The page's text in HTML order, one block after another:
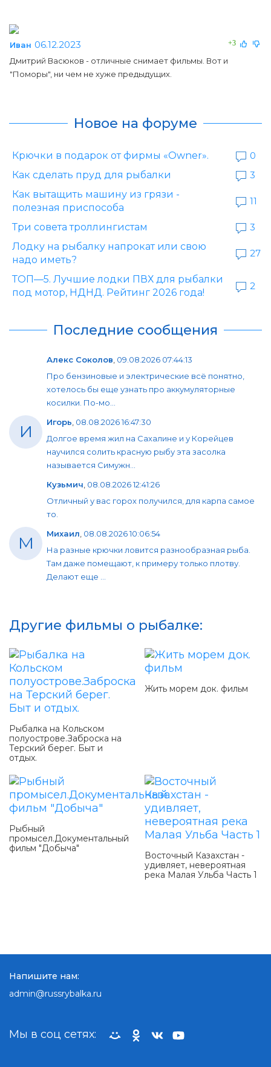
+3
Иван 06.12.2023
Дмитрий Васюков - отличные снимает фильмы. Вот и
"Поморы", ни чем не хуже предыдущих.
Новое на форуме
Крючки в подарок от фирмы «Owner».
0
Как сделать пруд для рыбалки
3
Как вытащить машину из грязи -
полезная приспособа
11
Три совета троллингистам
3
Лодку на рыбалку напрокат или свою
надо иметь?
27
ТОП—5. Лучшие лодки ПВХ для рыбалки
под мотор, НДНД. Рейтинг 2026 года!
2
Последние сообщения
Алекс Соколов 09.08.2026 07:44:13
Про бензиновые и электрические всё понятно,
хотелось бы еще узнать про аккумуляторные
косилки. По-мо...
И Игорь 08.08.2026 16:47:30
Долгое время жил на Сахалине и у Корейцев
научился солить красную рыбу эта засолка
называется Симужн...
Кузьмич 08.08.2026 12:41:26
Отличный у вас горох получился, для карпа самое
то.
М Михаил 08.08.2026 10:06:54
На разные крючки ловится разнообразная рыба.
Там даже помещают, к примеру только плотву.
Делают еще ...
Другие фильмы о рыбалке:
Рыбалка на Кольском
полуострове.Заброска на
Терский берег. Быт и
отдых.
Жить морем док. фильм
Рыбный
промысел.Документальный
фильм "Добыча"
Восточный Казахстан -
удивляет, невероятная
река Малая Ульба Часть 1
Мы в соц сетях:
Напишите нам:
admin@russrybalka.ru